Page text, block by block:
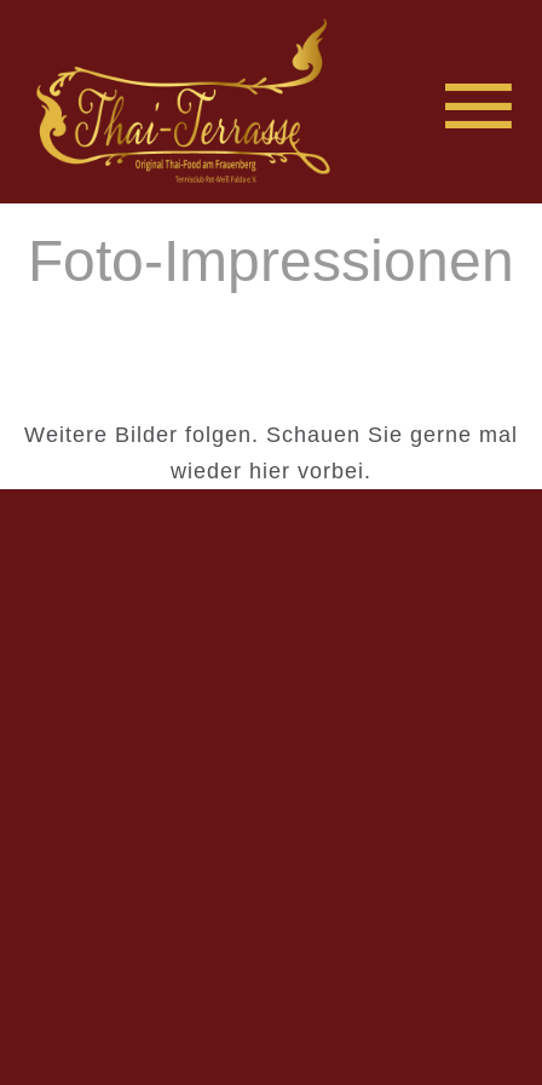
Foto-Impressionen
Weitere Bilder folgen. Schauen Sie gerne mal
wieder hier vorbei.